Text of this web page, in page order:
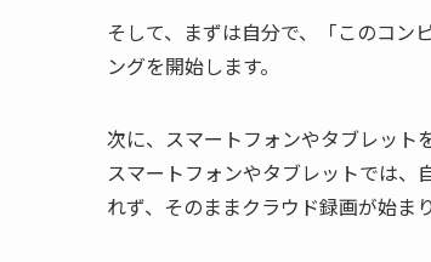
そして、まずは自分で、「このコン
ングを開始します。
次に、スマートフォンやタブレット
スマートフォンやタブレットでは、
れず、そのままクラウド録画が始まり